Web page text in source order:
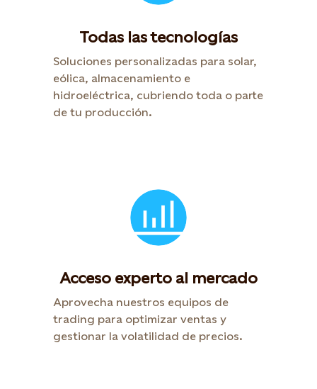
Todas las tecnologías
Soluciones personalizadas para solar,
eólica, almacenamiento e
hidroeléctrica, cubriendo toda o parte
de tu producción.
Acceso experto al mercado
Aprovecha nuestros equipos de
trading para optimizar ventas y
gestionar la volatilidad de precios.